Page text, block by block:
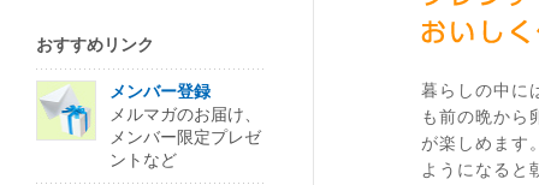
暮らしの中に
も前の晩から
が楽しめます
ようになると
おすすめリンク
メンバー登録
メルマガのお届け、
メンバー限定プレゼ
ントなど